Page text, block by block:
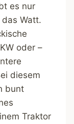
es nur
Watt.
oder –
diesem
bunt
Traktor